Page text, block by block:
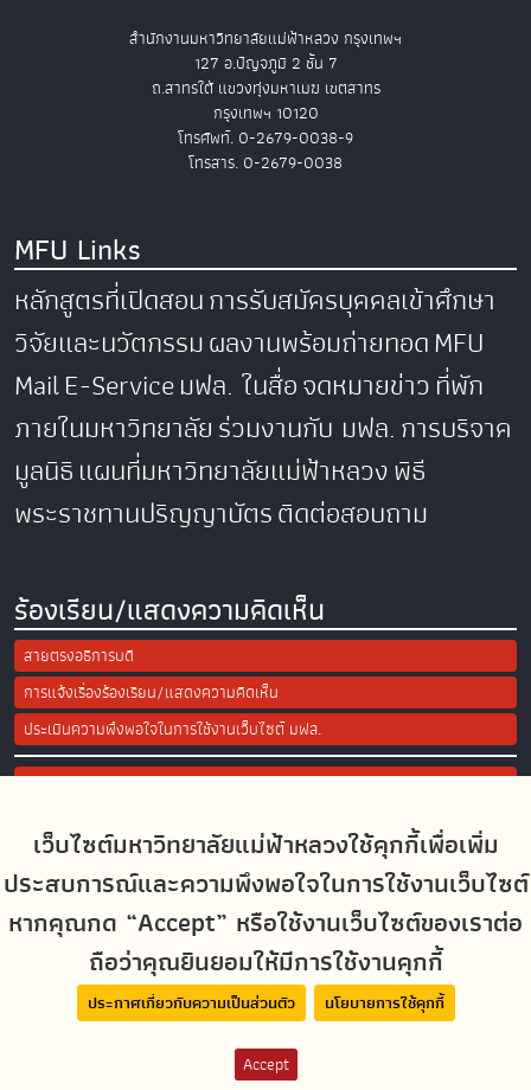
เว็บไซต์มหาวิทยาลัยแม่ฟ้าหลวงใช้คุกกี้เพื่อเพิ่ม
ประสบการณ์และความพึงพอใจในการใช้งานเว็บไซต์
หากคุณกด “Accept” หรือใช้งานเว็บไซต์ของเราต่อ
ถือว่าคุณยินยอมให้มีการใช้งานคุกกี้
ประกาศเกี่ยวกับความเป็นส่วนตัว นโยบายการใช้คุกกี้
Accept
สำนักงานมหาวิทยาลัยแม่ฟ้าหลวง กรุงเทพฯ
127 อ.ปัญจภูมิ 2 ชั้น 7
ถ.สาทรใต้ แขวงทุ่งมหาเมฆ เขตสาทร
กรุงเทพฯ 10120
โทรศัพท์. 0-2679-0038-9
โทรสาร. 0-2679-0038
MFU Links
หลักสูตรที่เปิดสอนการรับสมัครบุคคลเข้าศึกษา
วิจัยและนวัตกรรมผลงานพร้อมถ่ายทอดMFU
MailE-Serviceมฟล. ในสื่อจดหมายข่าวที่พัก
ภายในมหาวิทยาลัยร่วมงานกับ มฟล.การบริจาค
มูลนิธิแผนที่มหาวิทยาลัยแม่ฟ้าหลวงพิธี
พระราชทานปริญญาบัตรติดต่อสอบถาม
ร้องเรียน/แสดงความคิดเห็น
สายตรงอธิการบดี
การแจ้งเรื่องร้องเรียน/แสดงความคิดเห็น
ประเมินความพึงพอใจในการใช้งานเว็บไซต์ มฟล.
Site Map
Social Media
MFUconnect